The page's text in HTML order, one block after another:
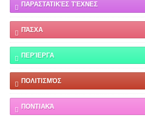
ΠΑΡΑΣΤΑΤΙΚΈΣ ΤΈΧΝΕΣ
ΠΆΣΧΑ
ΠΕΡΊΕΡΓΑ
ΠΟΛΙΤΙΣΜΌΣ
ΠΟΝΤΙΑΚΆ